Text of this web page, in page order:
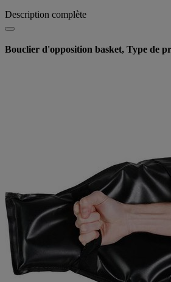
Description complète
Bouclier d'opposition basket, Type de